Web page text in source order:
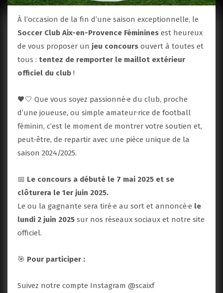
À l’occasion de la fin d’une saison exceptionnelle, le
Soccer Club Aix-en-Provence Féminines est heureux
de vous proposer un jeu concours ouvert à toutes et
tous : tentez de remporter le maillot extérieur
officiel du club !
🖤🤍 Que vous soyez passionné·e du club, proche
d’une joueuse, ou simple amateur·rice de football
féminin, c’est le moment de montrer votre soutien et,
peut-être, de repartir avec une pièce unique de la
saison 2024/2025.
📅 Le concours a débuté le 7 mai 2025 et se
clôturera le 1er juin 2025.
Le ou la gagnante sera tiré·e au sort et annoncé·e le
lundi 2 juin 2025 sur nos réseaux sociaux et notre site
officiel.
🎯 Pour participer :
Suivez notre compte Instagram @scaixf